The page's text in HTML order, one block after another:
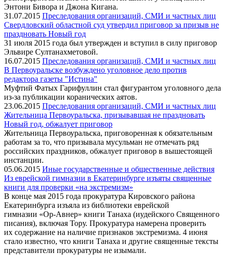
Энтони Бивора и Джона Кигана.
31.07.2015 Преследования организаций, СМИ и частных лиц
Свердловский областной суд утвердил приговор за призыв не
праздновать Новый год
31 июля 2015 года был утвержден и вступил в силу приговор
Эльвире Султанахметовой.
16.07.2015 Преследования организаций, СМИ и частных лиц
В Первоуральске возбуждено уголовное дело против
редактора газеты "Истина"
Муфтий Фатых Гарифуллин стал фигурантом уголовного дела
из-за публикации коранических аятов.
23.06.2015 Преследования организаций, СМИ и частных лиц
Жительница Первоуральска, призывавшая не праздновать
Новый год, обжалует приговор
Жительница Первоуральска, приговоренная к обязательным
работам за то, что призывала мусульман не отмечать ряд
российских праздников, обжалует приговор в вышестоящей
инстанции.
05.06.2015 Иные государственные и общественные действия
Из еврейской гимназии в Екатеринбурге изъяты священные
книги для проверки «на экстремизм»
В конце мая 2015 года прокуратура Кировского района
Екатеринбурга изъяла из библиотеки еврейской
гимназии «Ор-Авнер» книги Танаха (иудейского Священного
писания), включая Тору. Прокуратура намерена проверить
их содержание на наличие признаков экстремизма. 4 июня
стало известно, что книги Танаха и другие священные тексты
представители прокуратуры не изымали.